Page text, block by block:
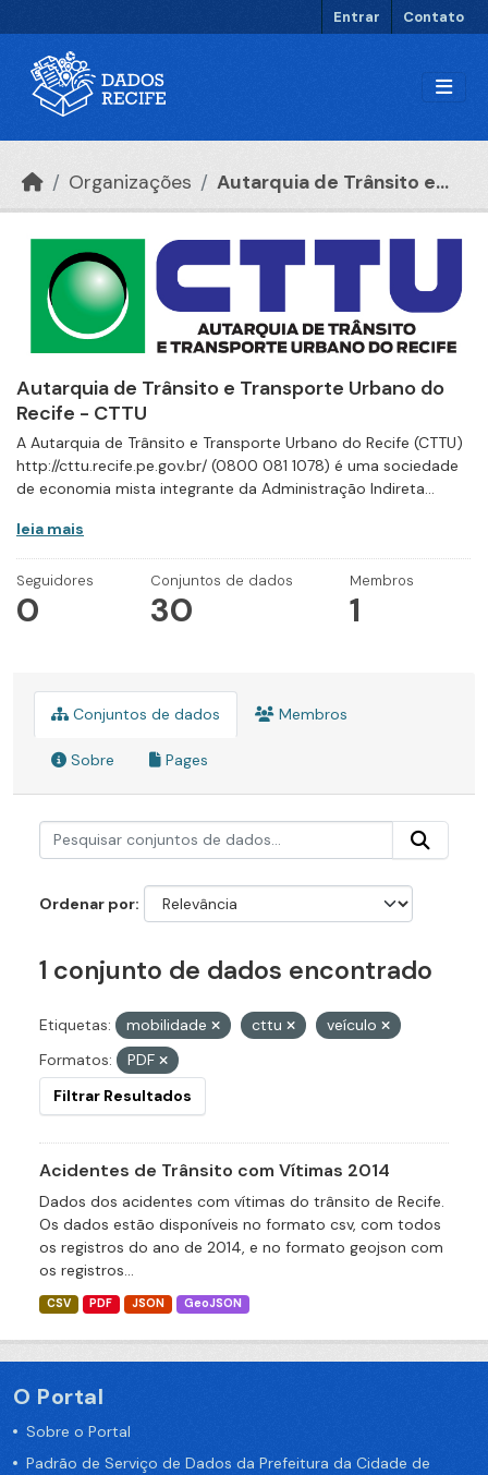
Entrar Contato
Organizações Autarquia de Trânsito e...
Autarquia de Trânsito e Transporte Urbano do
Recife - CTTU
A Autarquia de Trânsito e Transporte Urbano do Recife (CTTU)
http://cttu.recife.pe.gov.br/ (0800 081 1078) é uma sociedade
de economia mista integrante da Administração Indireta...
leia mais
Seguidores
0
Conjuntos de dados
30
Membros
1
Conjuntos de dados Membros
Sobre Pages
Ordenar por
1 conjunto de dados encontrado
Etiquetas: mobilidade cttu
veículo
Formatos:
PDF
Filtrar Resultados
Acidentes de Trânsito com Vítimas 2014
Dados dos acidentes com vítimas do trânsito de Recife.
Os dados estão disponíveis no formato csv, com todos
os registros do ano de 2014, e no formato geojson com
os registros...
CSV PDF JSON GeoJSON
O Portal
Sobre o Portal
Padrão de Serviço de Dados da Prefeitura da Cidade de